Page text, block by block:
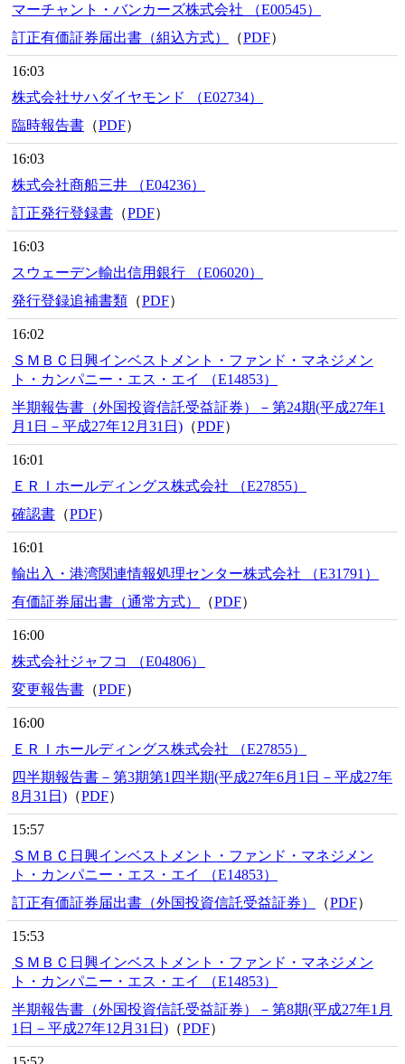
マーチャント・バンカーズ株式会社 （E00545）
訂正有価証券届出書（組込方式）
（PDF）
16:03
株式会社サハダイヤモンド （E02734）
臨時報告書 （PDF）
16:03
株式会社商船三井 （E04236）
訂正発行登録書 （PDF）
16:03
スウェーデン輸出信用銀行 （E06020）
発行登録追補書類 （PDF）
16:02
ＳＭＢＣ日興インベストメント・ファンド・マネジメン
ト・カンパニー・エス・エイ （E14853）
半期報告書（外国投資信託受益証券）－第24期(平成27年1
月1日－平成27年12月31日) （PDF）
16:01
ＥＲＩホールディングス株式会社 （E27855）
確認書 （PDF）
16:01
輸出入・港湾関連情報処理センター株式会社 （E31791）
有価証券届出書（通常方式）
（PDF）
16:00
株式会社ジャフコ （E04806）
変更報告書 （PDF）
16:00
ＥＲＩホールディングス株式会社 （E27855）
四半期報告書－第3期第1四半期(平成27年6月1日－平成27年
8月31日) （PDF）
15:57
ＳＭＢＣ日興インベストメント・ファンド・マネジメン
ト・カンパニー・エス・エイ （E14853）
訂正有価証券届出書（外国投資信託受益証券）
（PDF）
15:53
ＳＭＢＣ日興インベストメント・ファンド・マネジメン
ト・カンパニー・エス・エイ （E14853）
半期報告書（外国投資信託受益証券）－第8期(平成27年1月
1日－平成27年12月31日) （PDF）